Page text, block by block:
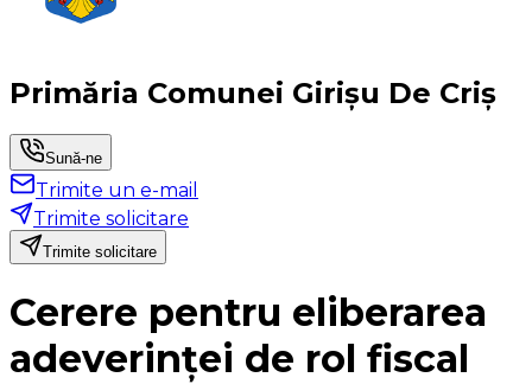
Primăria Comunei Girișu De Criș
Sună-ne
Trimite un e-mail
Trimite solicitare
Trimite solicitare
Cerere pentru eliberarea
adeverinței de rol fiscal